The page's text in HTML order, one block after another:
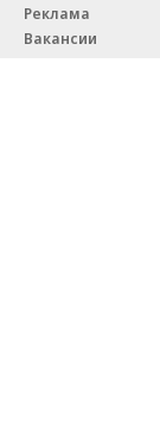
Реклама
Вакансии